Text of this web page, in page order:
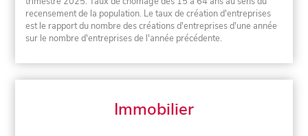
recensement de la population. Le taux de création d'entreprises
est le rapport du nombre des créations d'entreprises d'une année
sur le nombre d'entreprises de l'année précédente.
Immobilier